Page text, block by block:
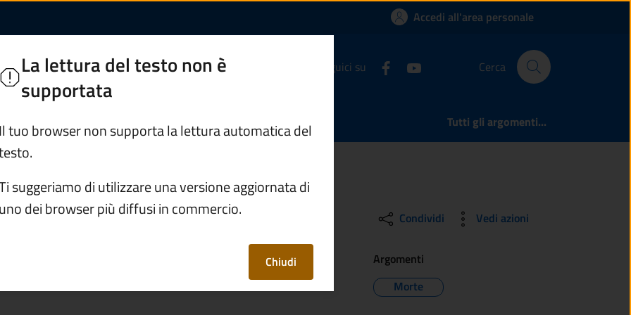
| Comune di Ponte di LegnoAccedi all'area personale
Legno Seguici su Cerca
Servizi Vivere Ponte di Legno Tutti gli argomenti...
/ Denunciare una morte
Condividi Vedi azioni
La lettura del testo non è
supportata
Il tuo browser non supporta la lettura automatica del
suggeriamo di utilizzare una versione aggiornata di
uno dei browser più diffusi in commercio.
Chiudi
Argomenti
Morte